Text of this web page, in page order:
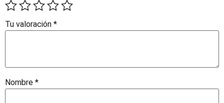
Tu valoración *
Nombre *